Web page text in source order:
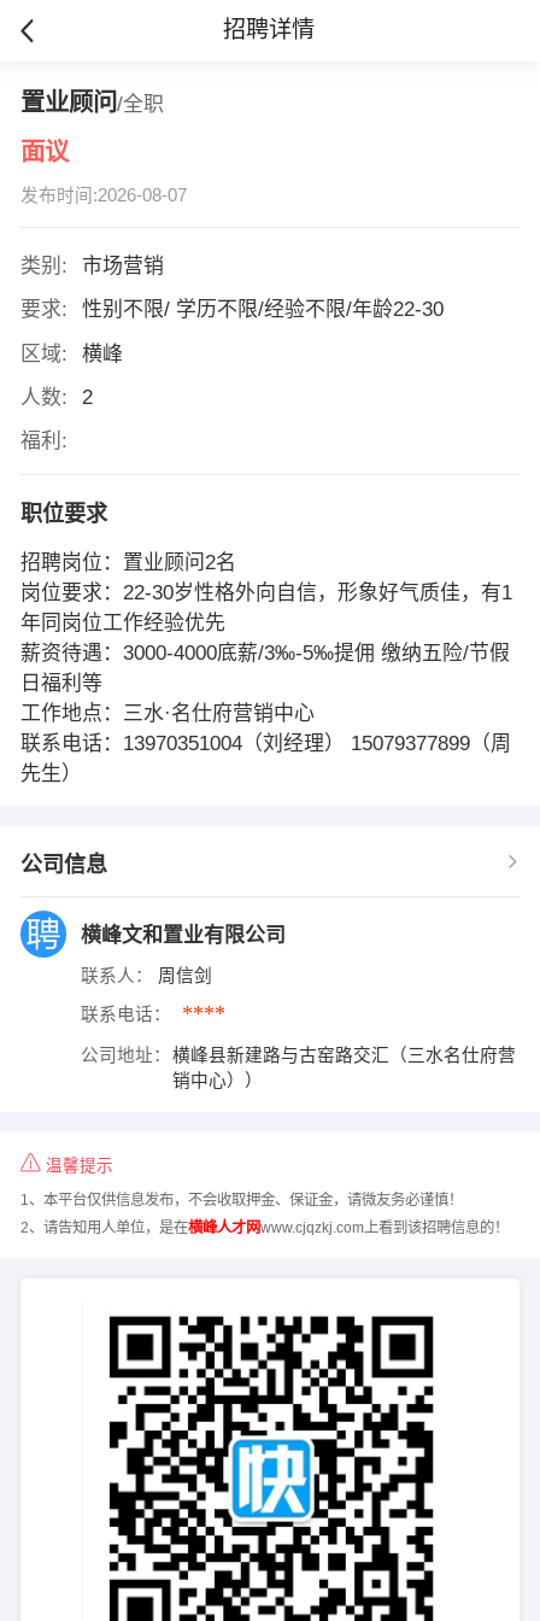
招聘详情
置业顾问/全职
面议
发布时间:2026-08-07
类别:
市场营销
要求:
性别不限/ 学历不限/经验不限/年龄22-30
区域:
横峰
人数:
2
福利:
职位要求
招聘岗位：置业顾问2名
岗位要求：22-30岁性格外向自信，形象好气质佳，有1
年同岗位工作经验优先
薪资待遇：3000-4000底薪/3‰-5‰提佣 缴纳五险/节假
日福利等
工作地点：三水·名仕府营销中心
联系电话：13970351004（刘经理） 15079377899（周
先生）
公司信息
横峰文和置业有限公司
联系人： 周信剑
联系电话： ****
公司地址：
横峰县新建路与古窑路交汇（三水名仕府营
销中心））
温馨提示
1、本平台仅供信息发布，不会收取押金、保证金，请微友务必谨慎！
2、请告知用人单位，是在横峰人才网www.cjqzkj.com上看到该招聘信息的！